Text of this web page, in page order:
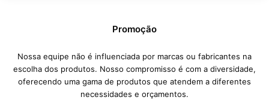
Promoção
Nossa equipe não é influenciada por marcas ou fabricantes na
escolha dos produtos. Nosso compromisso é com a diversidade,
oferecendo uma gama de produtos que atendem a diferentes
necessidades e orçamentos.